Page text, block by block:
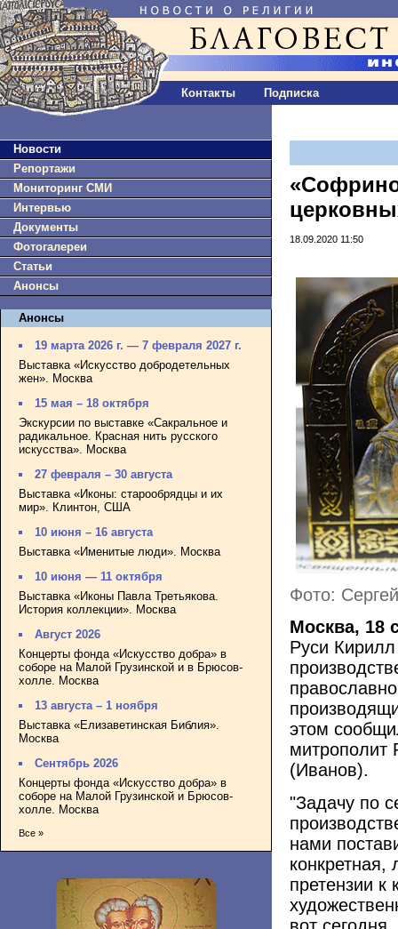
Контакты Подписка
Новости
Репортажи
Мониторинг СМИ
Интервью
Документы
Фотогалереи
Статьи
Анонсы
Анонсы
19 марта 2026 г. — 7 февраля 2027 г.
Выставка «Искусство добродетельных
жен». Москва
15 мая – 18 октября
Экскурсии по выставке «Сакральное и
радикальное. Красная нить русского
искусства». Москва
27 февраля – 30 августа
Выставка «Иконы: старообрядцы и их
мир». Клинтон, США
10 июня – 16 августа
Выставка «Именитые люди». Москва
10 июня — 11 октября
Выставка «Иконы Павла Третьякова.
История коллекции». Москва
Август 2026
Концерты фонда «Искусство добра» в
соборе на Малой Грузинской и в Брюсов-
холле. Москва
13 августа – 1 ноября
Выставка «Елизаветинская Библия».
Москва
Сентябрь 2026
Концерты фонда «Искусство добра» в
соборе на Малой Грузинской и Брюсов-
холле. Москва
Все »
18.09.2020 11:50
Фото:
Москва, 18
Руси
этом
митрополит
(Иванов).
"Задачу по
нами
конкретная,
претензии к